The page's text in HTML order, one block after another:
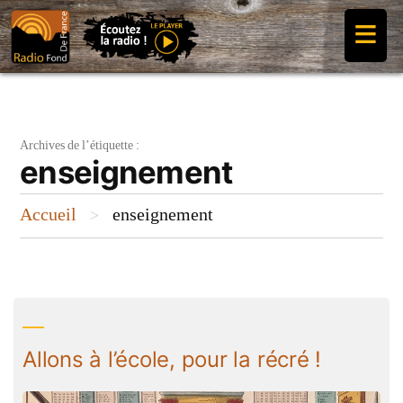
Aller
au
contenu
≡
Archives de l’étiquette :
enseignement
Accueil > enseignement
Allons à l’école, pour la récré !